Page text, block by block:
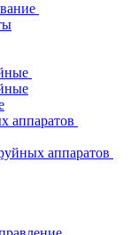
аппаратов
аппаратов